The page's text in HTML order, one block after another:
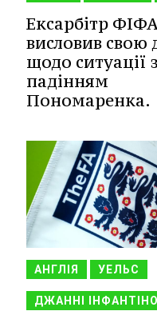
Ексарбітр
висловив свою
щодо ситуації з
падінням
Пономаренка.
АНГЛІЯ УЕЛЬС
ДЖАННІ ІНФАНТІНО